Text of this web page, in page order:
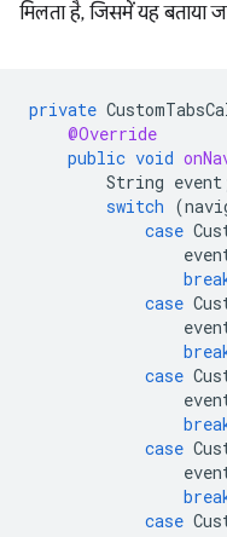
मिलता है, जिसमें यह बताया
private
@Override
public void
String event
switch (
case
case
case
case
case